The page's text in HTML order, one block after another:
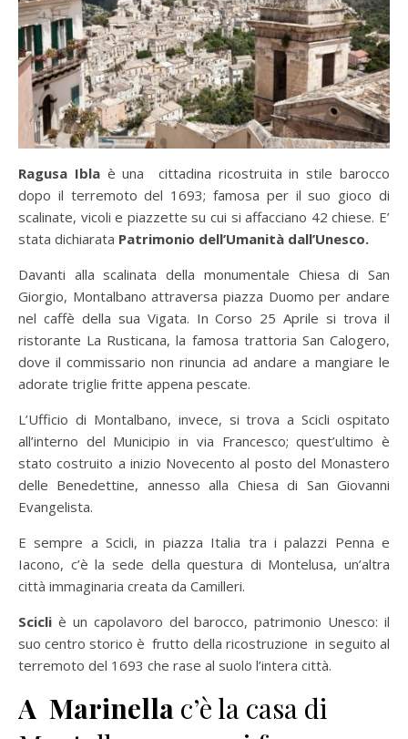
Ragusa Iblaè una cittadina ricostruita in stile barocco
dopo il terremoto del 1693; famosa per il suo gioco di
scalinate, vicoli e piazzette su cui si affacciano 42 chiese. E’
stata dichiarata Patrimonio dell’Umanità dall’Unesco.
Davanti alla scalinata della monumentale Chiesa di San
Giorgio, Montalbano attraversa piazza Duomo per andare
nel caffè della sua Vigata. In Corso 25 Aprile si trova il
ristorante La Rusticana, la famosa trattoria San Calogero,
dove il commissario non rinuncia ad andare a mangiare le
adorate triglie fritte appena pescate.
L’Ufficio di Montalbano, invece, si trova a Scicli ospitato
all’interno del Municipio in via Francesco; quest’ultimo è
stato costruito a inizio Novecento al posto del Monastero
delle Benedettine, annesso alla Chiesa di San Giovanni
Evangelista.
E sempre a Scicli, in piazza Italia tra i palazzi Penna e
Iacono, c’è la sede della questura di Montelusa, un’altra
città immaginaria creata da Camilleri.
Scicli è un capolavoro del barocco, patrimonio Unesco: il
suo centro storico è frutto della ricostruzione in seguito al
terremoto del 1693 che rase al suolo l’intera città.
A Marinella c’è la casa di